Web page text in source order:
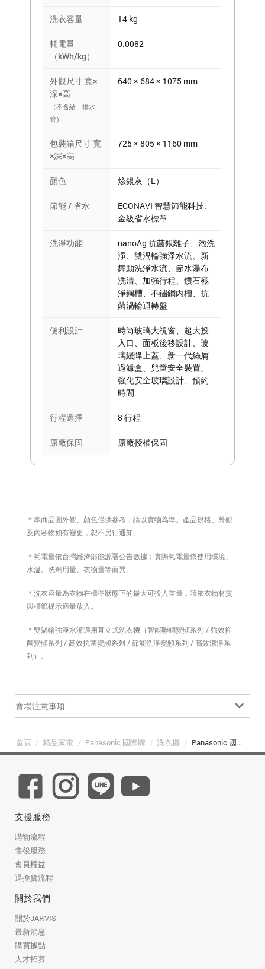
洗衣容量 14 kg
耗電量
（kWh/kg）
0.0082
外觀尺寸 寬×
深×高
（不含給、排水
管）
640 × 684 × 1075 mm
包裝箱尺寸 寬
×深×高
725 × 805 × 1160 mm
顏色 炫銀灰（L）
節能 / 省水
ECONAVI 智慧節能科技、
金級省水標章
洗淨功能
nanoAg 抗菌銀離子、泡洗
淨、雙渦輪強淨水流、新
舞動洗淨水流、節水瀑布
洗清、加強行程、鑽石極
淨鋼槽、不鏽鋼內槽、抗
菌渦輪迴轉盤
便利設計
時尚玻璃大視窗、超大投
入口、面板後移設計、玻
璃緩降上蓋、新一代絲屑
過濾盒、兒童安全裝置、
強化安全玻璃設計、預約
時間
行程選擇 8 行程
原廠保固 原廠授權保固
＊本商品圖外觀、顏色僅供參考，請以實物為準。產品規格、外觀
及內容物如有變更，恕不另行通知。
＊耗電量依台灣經濟部能源署公告數據；實際耗電量依使用環境、
水溫、洗劑用量、衣物量等而異。
＊洗衣容量為衣物在標準狀態下的最大可投入重量，請依衣物材質
與標籤提示適量放入。
＊雙渦輪強淨水流適用直立式洗衣機（智能聯網變頻系列 / 強效抑
菌變頻系列 / 高效抗菌變頻系列 / 節能洗淨變頻系列 / 高效潔淨系
列）。
賣場注意事項
首頁 / 精品家電 / Panasonic 國際牌 / 洗衣機 / Panasonic 國際牌 NA-140MU-L 14公斤高效潔淨直立式洗衣機
支援服務
購物流程
售後服務
會員權益
退換貨流程
關於我們
關於JARVIS
最新消息
購買據點
人才招募